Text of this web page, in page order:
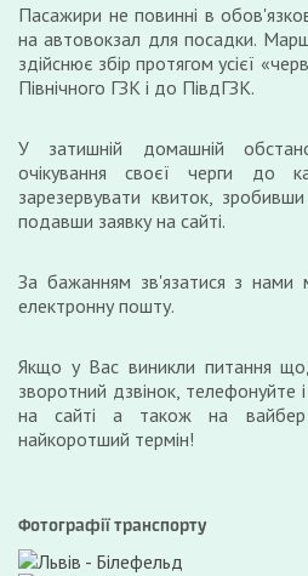
Пасажири не повинні в
на автовокзал для посадки.
здійснює збір протягом усієї
Північного ГЗК і до ПівдГЗК.
У затишній домашній
очікування своєї черги до
зарезервувати квиток,
подавши заявку на сайті.
За бажанням зв'язатися з
електронну пошту.
Якщо у Вас виникли питання
зворотний дзвінок, телефонуйте
на сайті а також на
найкоротший термін!
Фотографії транспорту